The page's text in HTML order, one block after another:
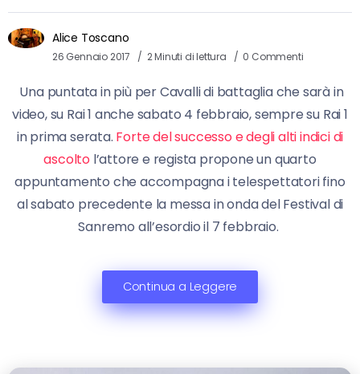
Alice Toscano
26 Gennaio 2017 2 Minuti di lettura 0 Commenti
Una puntata in più per Cavalli di battaglia che sarà in
video, su Rai 1 anche sabato 4 febbraio, sempre su Rai 1
in prima serata. Forte del successo e degli alti indici di
ascolto l’attore e regista propone un quarto
appuntamento che accompagna i telespettatori fino
al sabato precedente la messa in onda del Festival di
Sanremo all’esordio il 7 febbraio.
Continua a Leggere